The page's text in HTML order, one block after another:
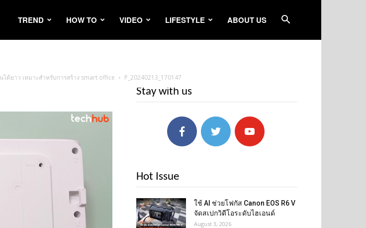
TREND HOW TO VIDEO LIFESTYLE ABOUT US
ด้ยาว เหมาะสำหรับการสร้าง smart office P_20240213_170147
Stay with us
Hot Issue
ใช้ AI ช่วยโฟกัส Canon EOS R6 V
จัดสเปกวิดีโอระดับไฮเอนด์
August 3, 2026